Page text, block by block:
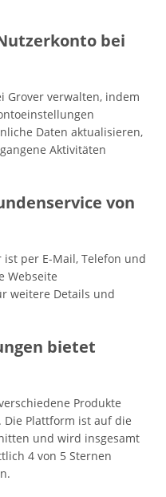
bei
Grover verwalten, indem
Daten aktualisieren,
Aktivitäten
von
ist per E-Mail, Telefon und
Webseite
weitere Details und
bietet
Produkte
Plattform ist auf die
und wird insgesamt
4 von 5 Sternen